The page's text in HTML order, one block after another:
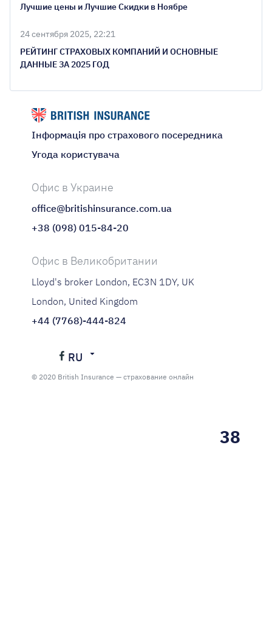
Лучшие цены и Лучшие Скидки в Ноябре
24 сентября 2025, 22:21
РЕЙТИНГ СТРАХОВЫХ КОМПАНИЙ И ОСНОВНЫЕ
ДАННЫЕ ЗА 2025 ГОД
Інформація про страхового посередника
Угода користувача
Офис в Украине
office@britishinsurance.com.ua
+38 (098) 015-84-20
Офис в Великобритании
Lloyd's broker London, EC3N 1DY, UK
London, United Kingdom
+44 (7768)-444-824
RU
Українська
© 2020 British Insurance — страхование онлайн
38